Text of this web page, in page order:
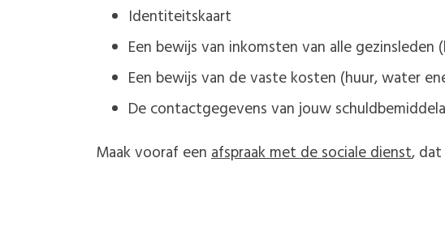
Identiteitskaart
Een bewijs van inkomsten van alle
Een bewijs van de vaste kosten (huur, water
De contactgegevens van jouw
Maak vooraf een afspraak met de sociale dienst,